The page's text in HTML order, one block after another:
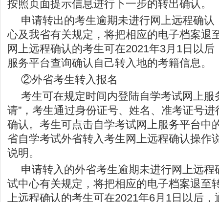
按照页面提示信息进行下一步的转出确认。
申请转出的考生逾期未进行网上远程确
心及我省有关规定，将把相应的电子档案退
网上远程确认的考生可在2021年3月1日以
服务平台查询确认自己转入地的考籍信息。
②外省考生转入报名
考生可在规定时间内登陆自学考试网上服
请”，考生通过身份证号、姓名、准考证号
确认。考生可点击自学考试网上服务平台中
省自学考试外省转入考生网上远程确认操作
说明。
申请转入的外省考生逾期未进行网上远
试中心有关规定，将把相应的电子档案退至
上远程确认的考生可在2021年6月1日以后